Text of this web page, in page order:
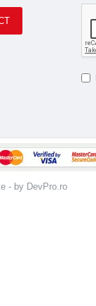
- by DevPro.ro